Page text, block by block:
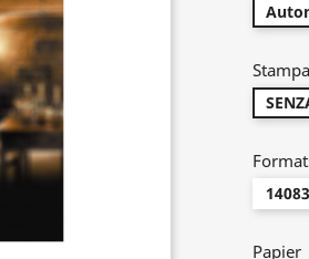
Stampa
Papier